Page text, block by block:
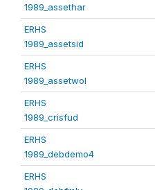
1989_assethar
ERHS
1989_assetsid
ERHS
1989_assetwol
ERHS
1989_crisfud
ERHS
1989_debdemo4
ERHS